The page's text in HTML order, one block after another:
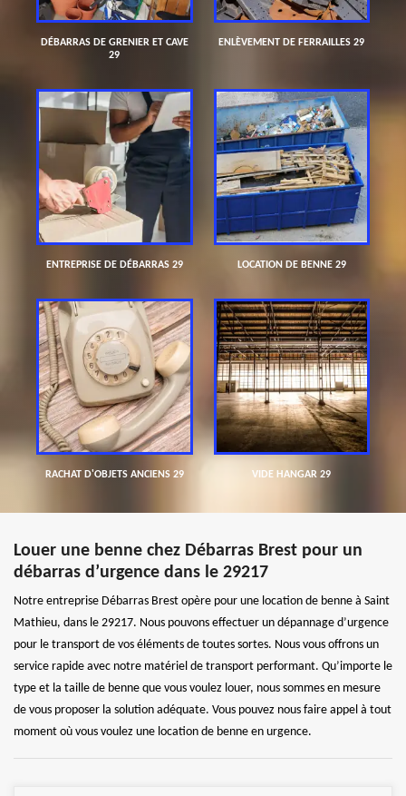
DÉBARRAS DE GRENIER ET CAVE
29
ENLÈVEMENT DE FERRAILLES 29
ENTREPRISE DE DÉBARRAS 29 LOCATION DE BENNE 29
RACHAT D'OBJETS ANCIENS 29 VIDE HANGAR 29
Louer une benne chez Débarras Brest pour un
débarras d’urgence dans le 29217
Notre entreprise Débarras Brest opère pour une location de benne à Saint
Mathieu, dans le 29217. Nous pouvons effectuer un dépannage d’urgence
pour le transport de vos éléments de toutes sortes. Nous vous offrons un
service rapide avec notre matériel de transport performant. Qu’importe le
type et la taille de benne que vous voulez louer, nous sommes en mesure
de vous proposer la solution adéquate. Vous pouvez nous faire appel à tout
moment où vous voulez une location de benne en urgence.